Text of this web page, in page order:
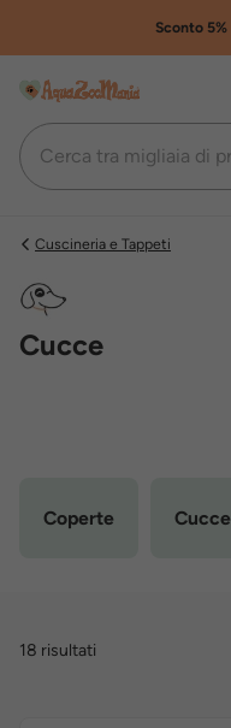
Sconto 5%
Cuscineria e Tappeti
Cucce
Coperte Cucce
18 risultati